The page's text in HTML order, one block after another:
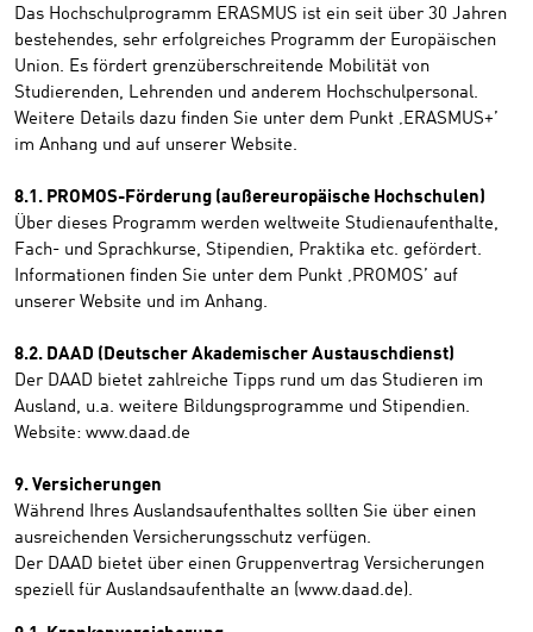
Das Hochschulprogramm ERASMUS ist ein seit über 30 Jahren
bestehendes, sehr erfolgreiches Programm der Europäischen
Union. Es fördert grenzüberschreitende Mobilität von
Studierenden, Lehrenden und anderem Hochschulpersonal.
Weitere Details dazu finden Sie unter dem Punkt ‚ERASMUS+’
im Anhang und auf unserer Website.
8.1. PROMOS-Förderung (außereuropäische Hochschulen)
Über dieses Programm werden weltweite Studienaufenthalte,
Fach- und Sprachkurse, Stipendien, Praktika etc. gefördert.
Informationen finden Sie unter dem Punkt ‚PROMOS’ auf
unserer Website und im Anhang.
8.2. DAAD (Deutscher Akademischer Austauschdienst)
Der DAAD bietet zahlreiche Tipps rund um das Studieren im
Ausland, u.a. weitere Bildungsprogramme und Stipendien.
Website: www.daad.de
9. Versicherungen
Während Ihres Auslandsaufenthaltes sollten Sie über einen
ausreichenden Versicherungsschutz verfügen.
Der DAAD bietet über einen Gruppenvertrag Versicherungen
speziell für Auslandsaufenthalte an (www.daad.de).